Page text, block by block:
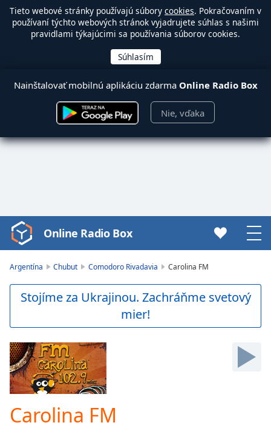
Tieto webové stránky používajú súbory cookies. Pokračovaním v
používaní týchto webových stránok vyjadrujete súhlas s našimi
pravidlami týkajúcimi sa používania súborov cookies.
Nainštalovať mobilnú aplikáciu zdarma Online Radio Box
Nie, vďaka
Video
Player
Play
Video
Skip
Skip
Forward
Mute
Current
Online Radio Box
Argentína Chubut Comodoro Rivadavia Carolina FM
Stojíme za Ukrajinou. Zachráňme svetový
mier!
Carolina FM